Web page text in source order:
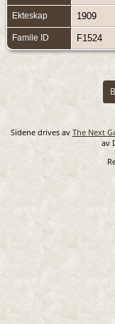
Ekteskap 1909
Famile ID F1524
Sidene drives av The Next
av